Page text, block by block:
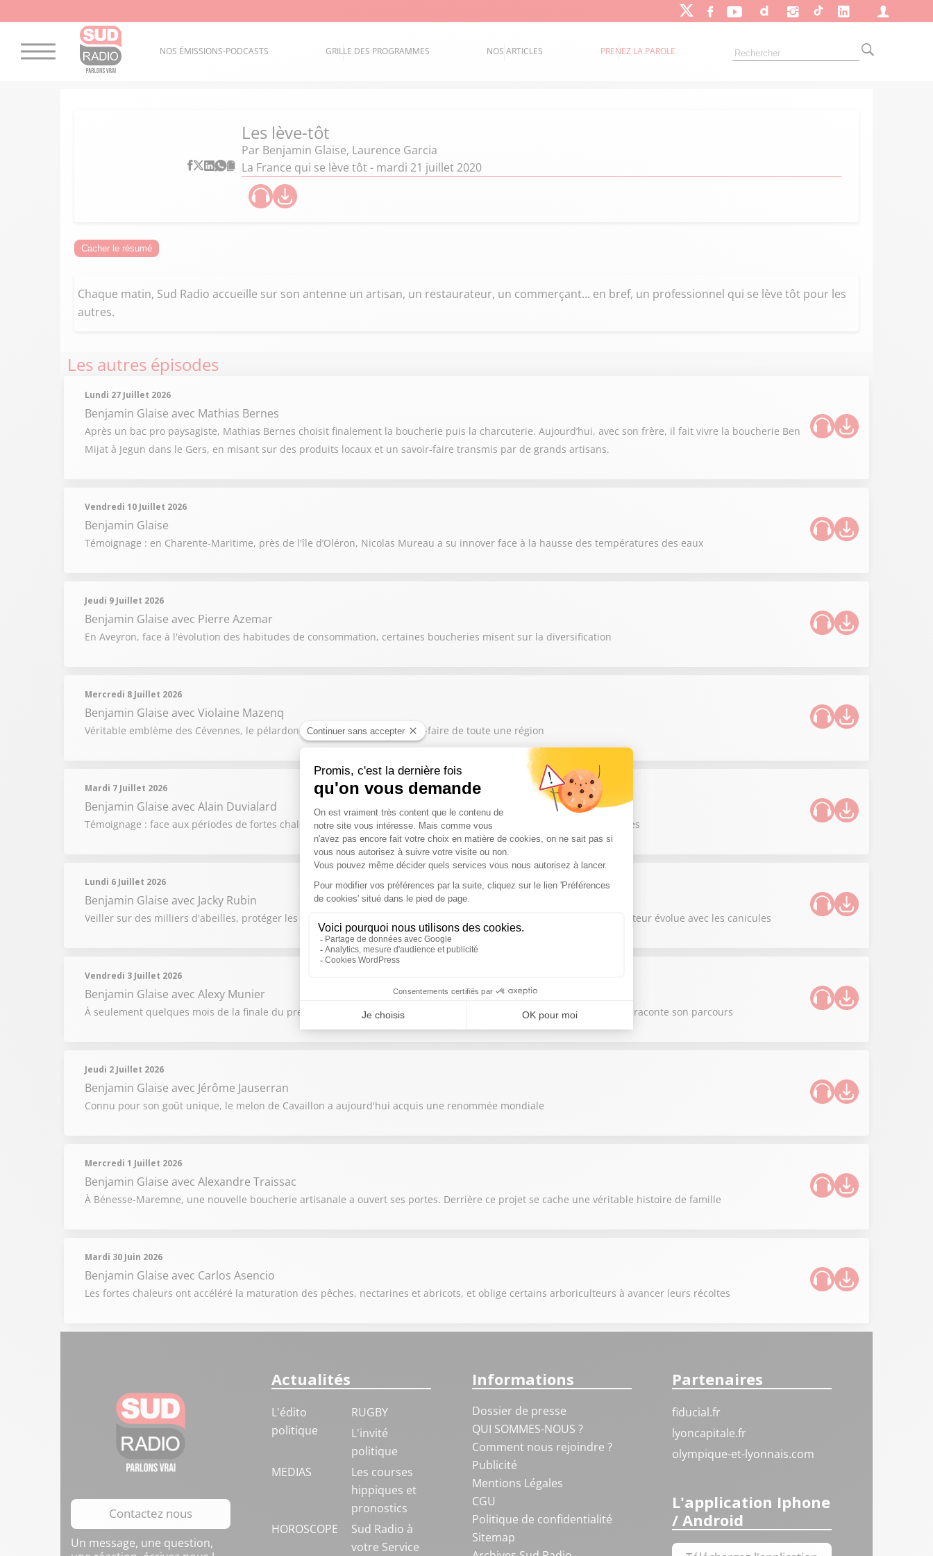
NOS ÉMISSIONS-PODCASTS GRILLE DES PROGRAMMES NOS ARTICLES PRENEZ LA PAROLE
Les lève-tôt
Par Benjamin Glaise, Laurence Garcia
La France qui se lève tôt - mardi 21 juillet 2020
Cacher le résumé
Chaque matin, Sud Radio accueille sur son antenne un artisan, un restaurateur, un commerçant... en bref, un professionnel qui se lève tôt pour les
autres.
Les autres épisodes
Lundi 27 Juillet 2026
Benjamin Glaise avec Mathias Bernes
Après un bac pro paysagiste, Mathias Bernes choisit finalement la boucherie puis la charcuterie. Aujourd’hui, avec son frère, il fait vivre la boucherie Ben
Mijat à Jegun dans le Gers, en misant sur des produits locaux et un savoir-faire transmis par de grands artisans.
Vendredi 10 Juillet 2026
Benjamin Glaise
Témoignage : en Charente-Maritime, près de l'île d’Oléron, Nicolas Mureau a su innover face à la hausse des températures des eaux
Jeudi 9 Juillet 2026
Benjamin Glaise avec Pierre Azemar
En Aveyron, face à l'évolution des habitudes de consommation, certaines boucheries misent sur la diversification
Mercredi 8 Juillet 2026
Benjamin Glaise avec Violaine Mazenq
Véritable emblème des Cévennes, le pélardon raconte à lui seul le savoir-faire de toute une région
Mardi 7 Juillet 2026
Benjamin Glaise avec Alain Duvialard
Témoignage : face aux périodes de fortes chaleurs, les éleveurs et agriculteurs s'adaptent en modifiant leurs pratiques
Lundi 6 Juillet 2026
Benjamin Glaise avec Jacky Rubin
Veiller sur des milliers d'abeilles, protéger les ruches et faire face à des récoltes de miel en baisse : le métier d'apiculteur évolue avec les canicules
Vendredi 3 Juillet 2026
Benjamin Glaise avec Alexy Munier
À seulement quelques mois de la finale du prestigieux concours "Un des Meilleurs Ouvriers de France", Alexis Munie raconte son parcours
Jeudi 2 Juillet 2026
Benjamin Glaise avec Jérôme Jauserran
Connu pour son goût unique, le melon de Cavaillon a aujourd'hui acquis une renommée mondiale
Mercredi 1 Juillet 2026
Benjamin Glaise avec Alexandre Traissac
À Bénesse-Maremne, une nouvelle boucherie artisanale a ouvert ses portes. Derrière ce projet se cache une véritable histoire de famille
Mardi 30 Juin 2026
Benjamin Glaise avec Carlos Asencio
Les fortes chaleurs ont accéléré la maturation des pêches, nectarines et abricots, et oblige certains arboriculteurs à avancer leurs récoltes
Contactez nous
Un message, une question,
Actualités
L'édito
politique
RUGBY
L'invité
politique
MEDIAS
Les courses
hippiques et
pronostics
HOROSCOPE
Sud Radio à
votre Service
Informations
Dossier de presse
QUI SOMMES-NOUS ?
Comment nous rejoindre ?
Publicité
Mentions Légales
CGU
Politique de confidentialité
Sitemap
Partenaires
fiducial.fr
lyoncapitale.fr
olympique-et-lyonnais.com
L'application Iphone
/ Android